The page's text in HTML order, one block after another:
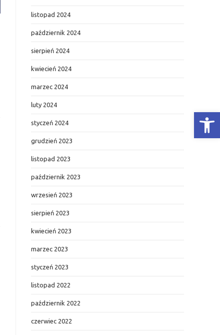
Otwórz Pasek narzędzi
listopad 2024
październik 2024
sierpień 2024
kwiecień 2024
marzec 2024
luty 2024
styczeń 2024
grudzień 2023
listopad 2023
październik 2023
wrzesień 2023
sierpień 2023
kwiecień 2023
marzec 2023
styczeń 2023
listopad 2022
październik 2022
czerwiec 2022